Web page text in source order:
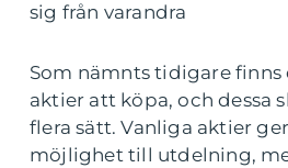
sig från varandra
Som nämnts tidigare
aktier att köpa, och dessa
flera sätt. Vanliga aktier
möjlighet till utdelning,